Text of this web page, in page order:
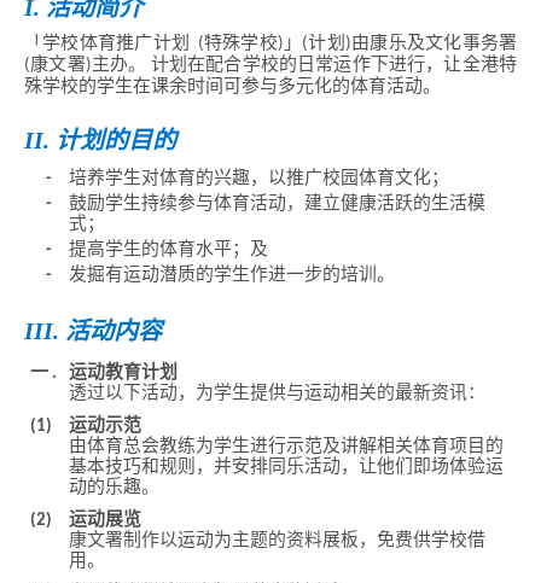
I. 活动简介
「学校体育推广计划 (特殊学校)」(计划)由康乐及文化事务署
(康文署)主办。 计划在配合学校的日常运作下进行，让全港特
殊学校的学生在课余时间可参与多元化的体育活动。
II. 计划的目的
-
培养学生对体育的兴趣，以推广校园体育文化；
-
鼓励学生持续参与体育活动，建立健康活跃的生活模
式；
-
提高学生的体育水平；及
-
发掘有运动潜质的学生作进一步的培训。
III. 活动内容
一 .
运动教育计划
透过以下活动，为学生提供与运动相关的最新资讯：
(1)
运动示范
由体育总会教练为学生进行示范及讲解相关体育项目的
基本技巧和规则，并安排同乐活动，让他们即场体验运
动的乐趣。
(2)
运动展览
康文署制作以运动为主题的资料展板，免费供学校借
用。